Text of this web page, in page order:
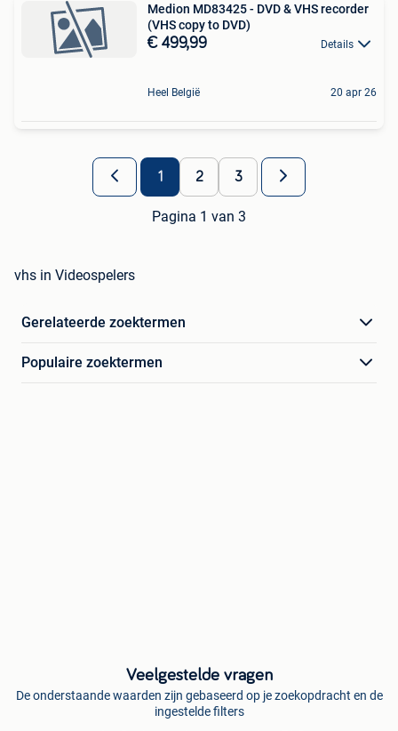
Medion MD83425 - DVD & VHS recorder
(VHS copy to DVD)
€ 499,99 Details
Heel België 20 apr 26
1 2 3
Pagina 1 van 3
vhs in Videospelers
Gerelateerde zoektermen
Populaire zoektermen
Veelgestelde vragen
De onderstaande waarden zijn gebaseerd op je zoekopdracht en de
ingestelde filters